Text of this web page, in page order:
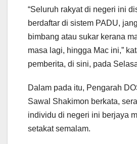
“Seluruh rakyat di negeri ini
berdaftar di sistem PADU,
bimbang atau sukar kerana
masa lagi, hingga Mac ini,”
pemberita, di sini, pada
Dalam pada itu, Pengarah
Sawal Shakimon berkata,
individu di negeri ini berjaya
setakat semalam.